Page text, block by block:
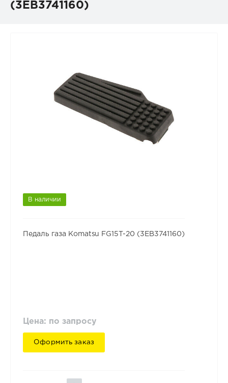
(3EB3741160)
В наличии
Педаль газа Komatsu FG15T-20 (3EB3741160)
Цена: по запросу
Оформить заказ